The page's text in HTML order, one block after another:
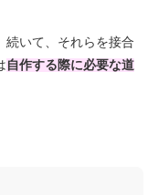
続いて、それらを接合
自作する際に必要な道